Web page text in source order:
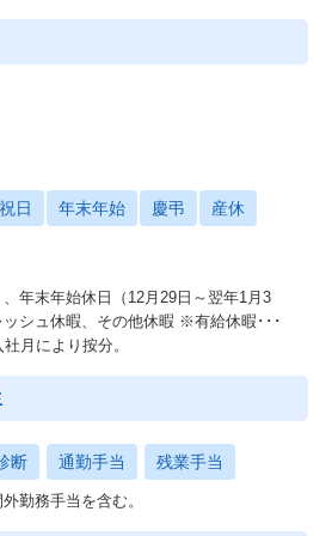
祝日 年末年始 慶弔 産休
年末年始休日（12月29日～翌年1月3
ッシュ休暇、その他休暇 ※有給休暇･･･
月により按分。
断 通勤手当 残業手当
勤務手当を含む。